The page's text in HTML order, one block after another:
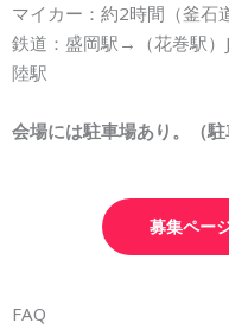
マイカー：約2時間（釜石
鉄道：盛岡駅→（花巻駅
陸駅
会場には駐車場あり。（駐
募集ペー
FAQ